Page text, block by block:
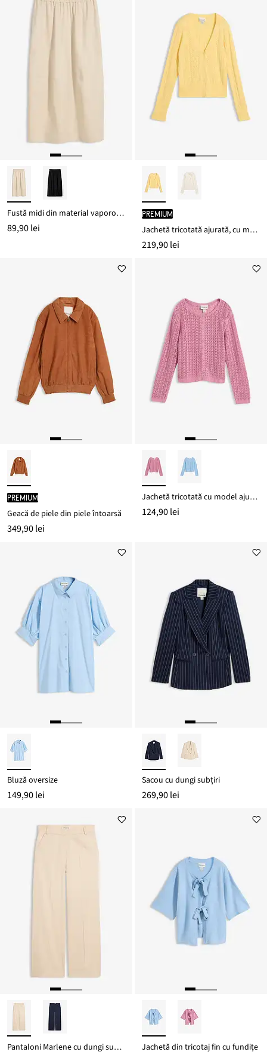
Fustă midi din material vaporos cu in
89,90 lei
PREMIUM
Jachetă tricotată ajurată, cu mătase
219,90 lei
PREMIUM
Geacă de piele din piele întoarsă
349,90 lei
Jachetă tricotată cu model ajurat din bumbac 100%
124,90 lei
Bluză oversize
149,90 lei
Sacou cu dungi subțiri
269,90 lei
Pantaloni Marlene cu dungi subțiri Jachetă din tricotaj fin cu fundițe